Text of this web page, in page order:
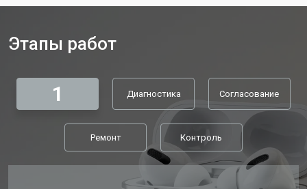
Этапы работ
1 Диагностика Согласование
Ремонт Контроль